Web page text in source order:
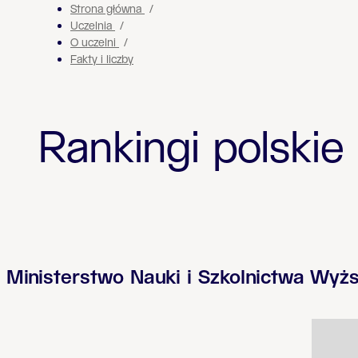
Strona główna
Uczelnia
O uczelni
Fakty i liczby
Rankingi polskie
Ministerstwo Nauki i Szkolnictwa